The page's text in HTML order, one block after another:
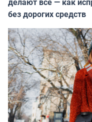
без дорогих средств